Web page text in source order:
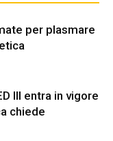
per plasmare
III entra in vigore
chiede